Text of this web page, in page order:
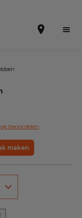
beoordelen
maken